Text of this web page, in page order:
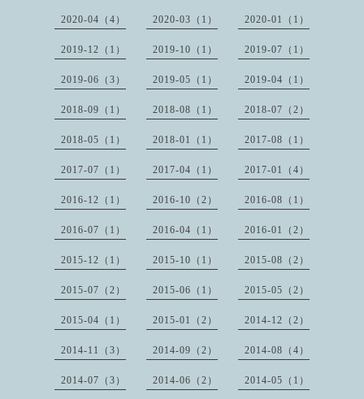
2020-04（4） 2020-03（1） 2020-01（1）
2019-12（1） 2019-10（1） 2019-07（1）
2019-06（3） 2019-05（1） 2019-04（1）
2018-09（1） 2018-08（1） 2018-07（2）
2018-05（1） 2018-01（1） 2017-08（1）
2017-07（1） 2017-04（1） 2017-01（4）
2016-12（1） 2016-10（2） 2016-08（1）
2016-07（1） 2016-04（1） 2016-01（2）
2015-12（1） 2015-10（1） 2015-08（2）
2015-07（2） 2015-06（1） 2015-05（2）
2015-04（1） 2015-01（2） 2014-12（2）
2014-11（3） 2014-09（2） 2014-08（4）
2014-07（3） 2014-06（2） 2014-05（1）